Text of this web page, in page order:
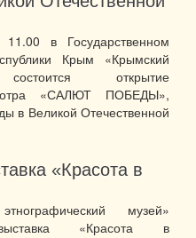
в Государственном
Крым «Крымский
состоится открытие
«САЛЮТ ПОБЕДЫ»,
в Великой Отечественной
«Красота в
музей»
«Красота в